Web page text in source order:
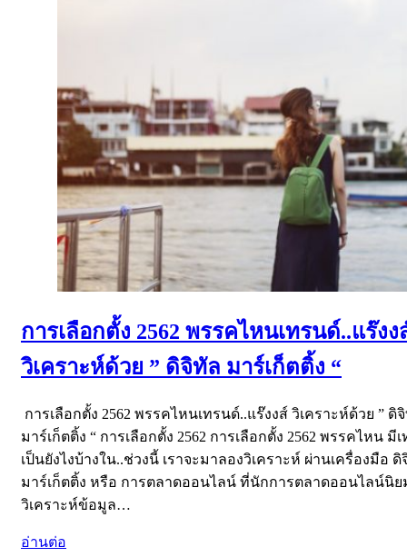
การเลือกตั้ง 2562 พรรคไหนเทรนด์..แร๊งง
วิเคราะห์ด้วย ” ดิจิทัล มาร์เก็ตติ้ง “
การเลือกตั้ง 2562 พรรคไหนเทรนด์..แร๊งงส์ วิเคราะห์ด้วย ” ดิ
มาร์เก็ตติ้ง “ การเลือกตั้ง 2562 การเลือกตั้ง 2562 พรรคไหน มี
เป็นยังไงบ้างใน..ช่วงนี้ เราจะมาลองวิเคราะห์ ผ่านเครื่องมือ ดิ
มาร์เก็ตติ้ง หรือ การตลาดออนไลน์ ที่นักการตลาดออนไลน์นิย
วิเคราะห์ข้อมูล…
อ่านต่อ